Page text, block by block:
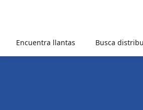
Encuentra llantas Busca